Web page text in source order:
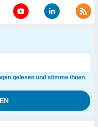
gelesen und stimme ihnen